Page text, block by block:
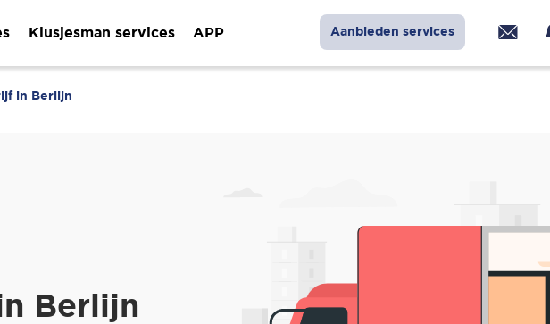
Klusjesman services APP Aanbieden services
in Berlijn
Berlijn